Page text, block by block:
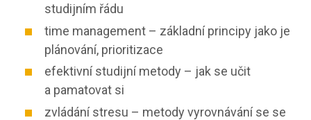
studijním řádu
time management – základní principy jako je
plánování, prioritizace
efektivní studijní metody – jak se učit
a pamatovat si
zvládání stresu – metody vyrovnávání se se